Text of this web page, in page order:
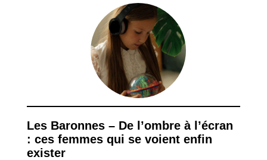
Les Baronnes – De l’ombre à l’écran
: ces femmes qui se voient enfin
exister